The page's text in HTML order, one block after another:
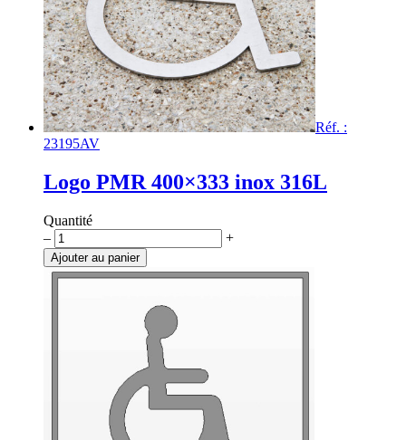
Réf. :
23195AV
Logo PMR 400×333 inox 316L
Quantité
quantité
de
Logo
– +
Ajouter au panier